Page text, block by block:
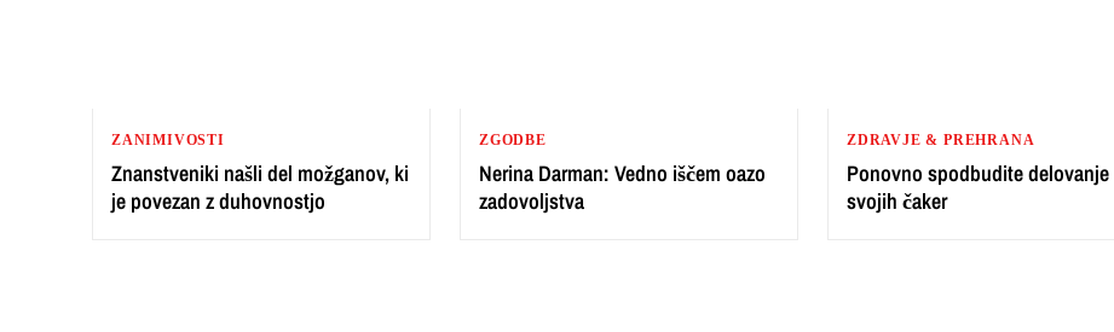
ZANIMIVOSTI
Znanstveniki našli del možganov, ki
je povezan z duhovnostjo
ZGODBE
Nerina Darman: Vedno iščem oazo
zadovoljstva
ZDRAVJE & PREHRANA
Ponovno spodbudite delovanje
svojih čaker